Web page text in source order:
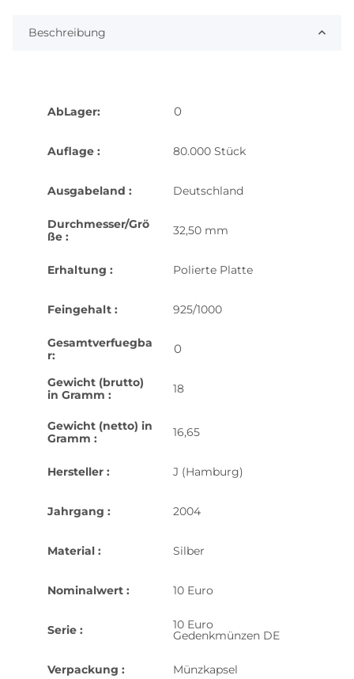
Beschreibung
AbLager: 0
Auflage : 80.000 Stück
Ausgabeland : Deutschland
Durchmesser/Grö
ße :
32,50 mm
Erhaltung : Polierte Platte
Feingehalt : 925/1000
Gesamtverfuegba
r:
0
Gewicht (brutto)
in Gramm :
18
Gewicht (netto) in
Gramm :
16,65
Hersteller : J (Hamburg)
Jahrgang : 2004
Material : Silber
Nominalwert : 10 Euro
Serie : 10 Euro
Gedenkmünzen DE
Verpackung : Münzkapsel